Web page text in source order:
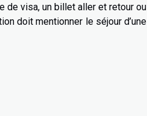
de visa, un billet aller et retour ou
doit mentionner le séjour d’une